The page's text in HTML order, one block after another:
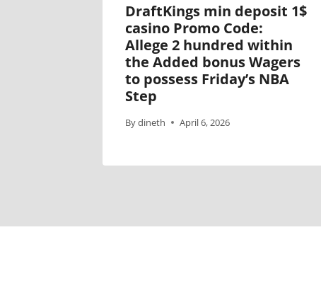
DraftKings min deposit 1$
casino Promo Code:
Allege 2 hundred within
the Added bonus Wagers
to possess Friday’s NBA
Step
Bydineth April 6, 2026